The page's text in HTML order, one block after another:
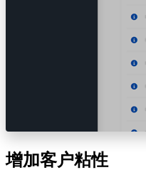
增加客户粘性